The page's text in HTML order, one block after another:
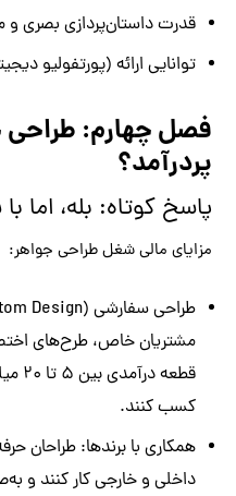
قدرت داستان‌پردازی بصری و
توانایی ارائه (پورتفولیو
فصل چهارم: طراحی
پردرآمد؟
پاسخ کوتاه: بله،
مزایای مالی شغل طراحی جواهر:
مشتریان خاص، طرح‌های
کسب کنند.
همکاری با برندها: طراحان
داخلی و خارجی کار کنند و